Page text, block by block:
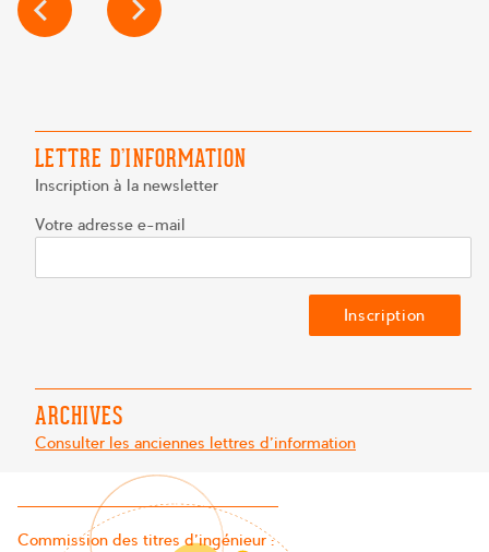
DE
LETTRE D’INFORMATION
Inscription à la newsletter
Votre adresse e-mail
ARCHIVES
Consulter les anciennes lettres d'information
Commission des titres d’ingénieur :